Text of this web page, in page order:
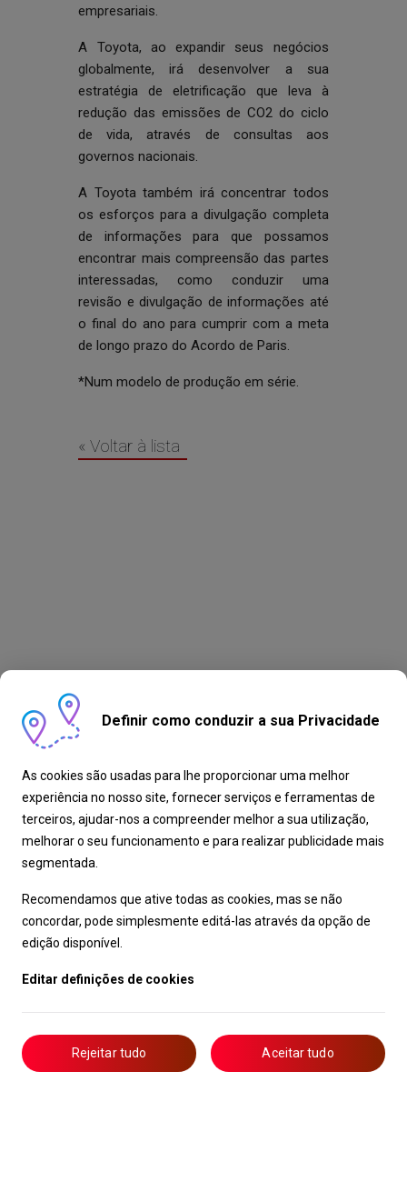
empresariais.
A Toyota, ao expandir seus negócios
globalmente, irá desenvolver a sua
estratégia de eletrificação que leva à
redução das emissões de CO2 do ciclo
de vida, através de consultas aos
governos nacionais.
A Toyota também irá concentrar todos
os esforços para a divulgação completa
de informações para que possamos
encontrar mais compreensão das partes
interessadas, como conduzir uma
revisão e divulgação de informações até
o final do ano para cumprir com a meta
de longo prazo do Acordo de Paris.
*Num modelo de produção em série.
« Voltar à lista
Definir como conduzir a sua Privacidade
As cookies são usadas para lhe proporcionar uma melhor
experiência no nosso site, fornecer serviços e ferramentas de
terceiros, ajudar-nos a compreender melhor a sua utilização,
melhorar o seu funcionamento e para realizar publicidade mais
segmentada.
Recomendamos que ative todas as cookies, mas se não
concordar, pode simplesmente editá-las através da opção de
edição disponível.
Editar definições de cookies
Rejeitar tudo Aceitar tudo